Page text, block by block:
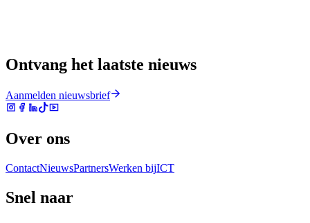
Ontvang het laatste nieuws
Aanmelden nieuwsbrief
Over ons
ContactNieuwsPartnersWerken bijICT
Snel naar